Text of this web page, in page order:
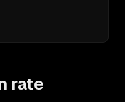
rate